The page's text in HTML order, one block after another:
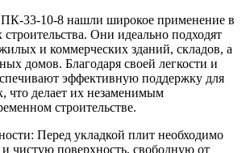
33-10-8 нашли широкое применение в
строительства. Они идеально подходят
и коммерческих зданий, складов, а
домов. Благодаря своей легкости и
эффективную поддержку для
что делает их незаменимым
строительстве.
Перед укладкой плит необходимо
чистую поверхность, свободную от